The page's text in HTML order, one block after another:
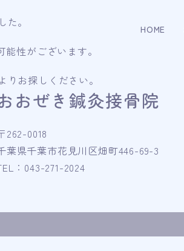
HOME
。
性がございます。
お探しください。
おぜき鍼灸接骨院
262-0018
葉県千葉市花見川区畑町446-69-3
：043-271-2024